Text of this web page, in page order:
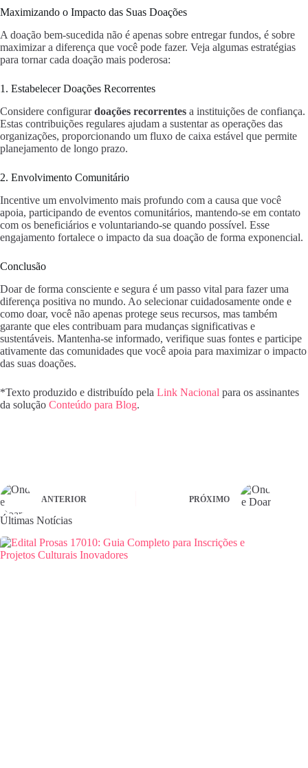
Maximizando o Impacto das Suas Doações
A doação bem-sucedida não é apenas sobre entregar fundos, é sobre
maximizar a diferença que você pode fazer. Veja algumas estratégias
para tornar cada doação mais poderosa:
1. Estabelecer Doações Recorrentes
Considere configurardoações recorrentes a instituições de confiança.
Estas contribuições regulares ajudam a sustentar as operações das
organizações, proporcionando um fluxo de caixa estável que permite
planejamento de longo prazo.
2. Envolvimento Comunitário
Incentive um envolvimento mais profundo com a causa que você
apoia, participando de eventos comunitários, mantendo-se em contato
com os beneficiários e voluntariando-se quando possível. Esse
engajamento fortalece o impacto da sua doação de forma exponencial.
Conclusão
Doar de forma consciente e segura é um passo vital para fazer uma
diferença positiva no mundo. Ao selecionar cuidadosamente onde e
como doar, você não apenas protege seus recursos, mas também
garante que eles contribuam para mudanças significativas e
sustentáveis. Mantenha-se informado, verifique suas fontes e participe
ativamente das comunidades que você apoia para maximizar o impacto
das suas doações.
*Texto produzido e distribuído pela Link Nacional para os assinantes
da solução Conteúdo para Blog.
ANTERIOR PRÓXIMO
Últimas Notícias